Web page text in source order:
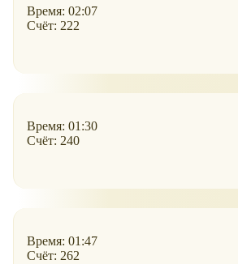
Время: 02:07
Счёт: 222
Время: 01:30
Счёт: 240
Время: 01:47
Счёт: 262